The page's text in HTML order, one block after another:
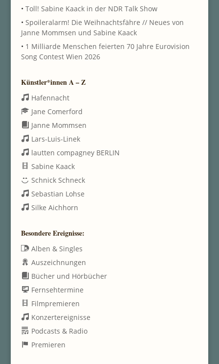
• Toll! Sabine Kaack in der NDR Talk Show
• Spoileralarm! Die Weihnachtsfähre // Neues von
Janne Mommsen und Sabine Kaack
• 1 Milliarde Menschen feierten 70 Jahre Eurovision
Song Contest Wien 2026
Künstler*innen A – Z
Hafennacht
Jane Comerford
Janne Mommsen
Lars-Luis-Linek
lautten compagney BERLIN
Sabine Kaack
Schnick Schneck
Sebastian Lohse
Silke Aichhorn
Besondere Ereignisse:
Alben & Singles
Auszeichnungen
Bücher und Hörbücher
Fernsehtermine
Filmpremieren
Konzertereignisse
Podcasts & Radio
Premieren